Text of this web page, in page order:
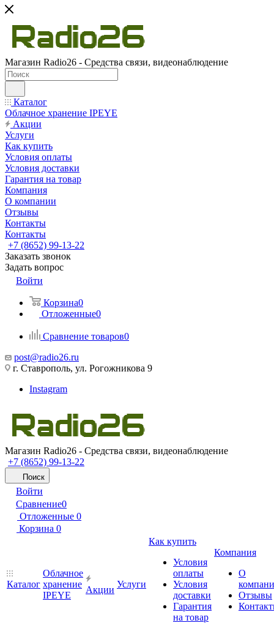
Магазин Radio26 - Средства связи, видеонаблюдение
Каталог
Облачное хранение IPEYE
Акции
Услуги
Как купить
Условия оплаты
Условия доставки
Гарантия на товар
Компания
О компании
Отзывы
Контакты
Контакты
+7 (8652) 99-13-22
Заказать звонок
Задать вопрос
Войти
Корзина0
Отложенные0
Сравнение товаров0
post@radio26.ru
г. Ставрополь, ул. Рогожникова 9
Instagram
Магазин Radio26 - Средства связи, видеонаблюдение
+7 (8652) 99-13-22
Поиск
Войти
Сравнение0
Отложенные 0
Корзина 0
Каталог
Облачное
хранение
IPEYE
Акции
Услуги
Как купить
Условия
оплаты
Условия
доставки
Гарантия
на товар
Компания
О
Отзывы